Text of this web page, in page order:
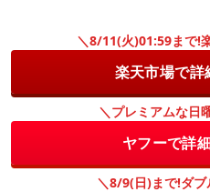
＼8/11(火)01:59まで!
楽天市場で詳
＼プレミアムな日
ヤフーで詳
＼8/9(日)まで!ダ